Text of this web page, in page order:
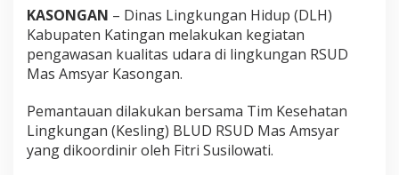
KASONGAN – Dinas Lingkungan Hidup (DLH)
Kabupaten Katingan melakukan kegiatan
pengawasan kualitas udara di lingkungan RSUD
Mas Amsyar Kasongan.
Pemantauan dilakukan bersama Tim Kesehatan
Lingkungan (Kesling) BLUD RSUD Mas Amsyar
yang dikoordinir oleh Fitri Susilowati.